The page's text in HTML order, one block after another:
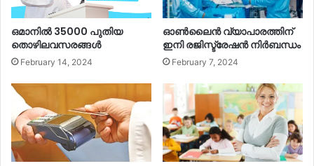
ഒമാനില്‍ 35000 പുതിയ
തൊഴിലവസരങ്ങള്‍
February 14, 2024
ഓൺലൈൻ വ്യാപാരത്തിന്
ഇനി രജിസ്ട്രേഷൻ നിർബന്ധം
February 7, 2024